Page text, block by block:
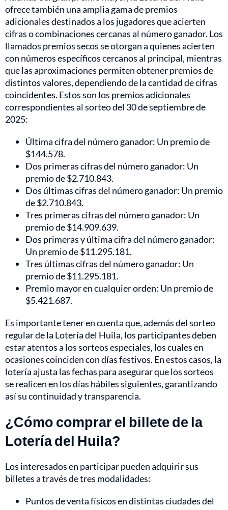
ofrece también una amplia gama de premios
adicionales destinados a los jugadores que acierten
cifras o combinaciones cercanas al número ganador. Los
llamados premios secos se otorgan a quienes acierten
con números específicos cercanos al principal, mientras
que las aproximaciones permiten obtener premios de
distintos valores, dependiendo de la cantidad de cifras
coincidentes. Estos son los premios adicionales
correspondientes al sorteo del 30 de septiembre de
2025:
Última cifra del número ganador: Un premio de
$144.578.
Dos primeras cifras del número ganador: Un
premio de $2.710.843.
Dos últimas cifras del número ganador: Un premio
de $2.710.843.
Tres primeras cifras del número ganador: Un
premio de $14.909.639.
Dos primeras y última cifra del número ganador:
Un premio de $11.295.181.
Tres últimas cifras del número ganador: Un
premio de $11.295.181.
Premio mayor en cualquier orden: Un premio de
$5.421.687.
Es importante tener en cuenta que, además del sorteo
regular de la Lotería del Huila, los participantes deben
estar atentos a los sorteos especiales, los cuales en
ocasiones coinciden con días festivos. En estos casos, la
lotería ajusta las fechas para asegurar que los sorteos
se realicen en los días hábiles siguientes, garantizando
así su continuidad y transparencia.
¿Cómo comprar el billete de la
Lotería del Huila?
Los interesados en participar pueden adquirir sus
billetes a través de tres modalidades:
Puntos de venta físicos en distintas ciudades del